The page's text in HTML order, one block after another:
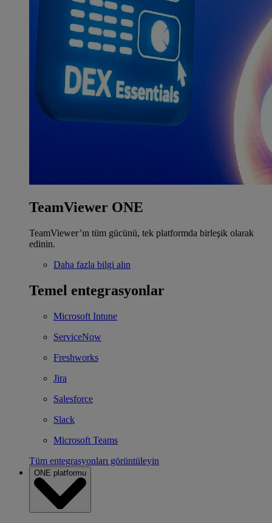
TeamViewer ONE
TeamViewer’ın tüm gücünü, tek platformda birleşik olarak
edinin.
Daha fazla bilgi alın
Temel entegrasyonlar
Microsoft Intune
ServiceNow
Freshworks
Jira
Salesforce
Slack
Microsoft Teams
Tüm entegrasyonları görüntüleyin
ONE platformu